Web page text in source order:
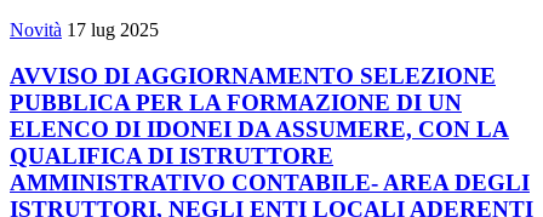
Novità 17 lug 2025
AVVISO DI AGGIORNAMENTO SELEZIONE
PUBBLICA PER LA FORMAZIONE DI UN
ELENCO DI IDONEI DA ASSUMERE, CON LA
QUALIFICA DI ISTRUTTORE
AMMINISTRATIVO CONTABILE- AREA DEGLI
ISTRUTTORI, NEGLI ENTI LOCALI ADERENTI